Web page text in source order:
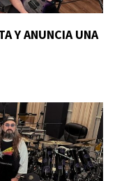
Y ANUNCIA UNA